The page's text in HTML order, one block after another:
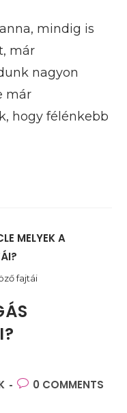
mindig is
már
nagyon
már
hogy félénkebb
fajtái
Post0 COMMENTS